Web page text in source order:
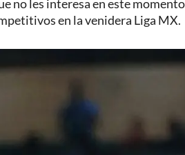
no les interesa en este
en la venidera Liga MX.